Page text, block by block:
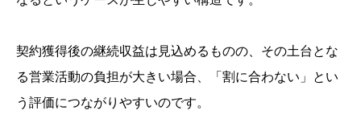
契約獲得後の継続収益は見込めるものの、その土台とな
る営業活動の負担が大きい場合、「割に合わない」とい
う評価につながりやすいのです。